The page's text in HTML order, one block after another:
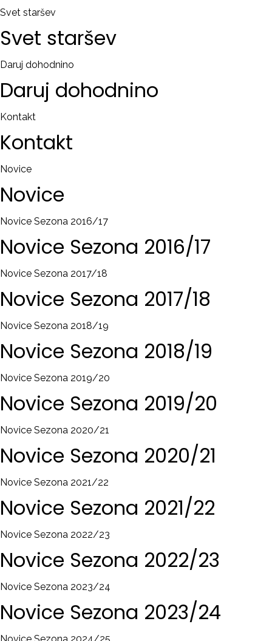
Svet staršev
Svet staršev
Daruj dohodnino
Daruj dohodnino
Kontakt
Kontakt
Novice
Novice
Novice Sezona 2016/17
Novice Sezona 2016/17
Novice Sezona 2017/18
Novice Sezona 2017/18
Novice Sezona 2018/19
Novice Sezona 2018/19
Novice Sezona 2019/20
Novice Sezona 2019/20
Novice Sezona 2020/21
Novice Sezona 2020/21
Novice Sezona 2021/22
Novice Sezona 2021/22
Novice Sezona 2022/23
Novice Sezona 2022/23
Novice Sezona 2023/24
Novice Sezona 2023/24